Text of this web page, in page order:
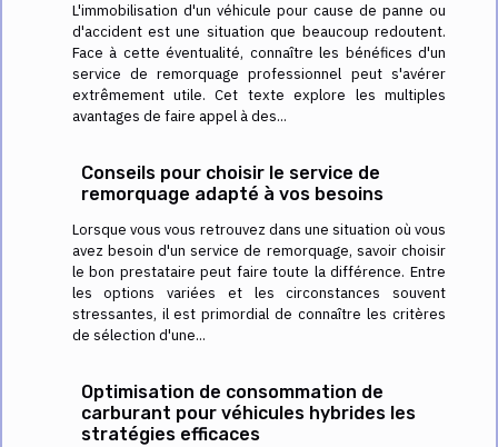
L'immobilisation d'un véhicule pour cause de panne ou
d'accident est une situation que beaucoup redoutent.
Face à cette éventualité, connaître les bénéfices d'un
service de remorquage professionnel peut s'avérer
extrêmement utile. Cet texte explore les multiples
avantages de faire appel à des...
Conseils pour choisir le service de
remorquage adapté à vos besoins
Lorsque vous vous retrouvez dans une situation où vous
avez besoin d'un service de remorquage, savoir choisir
le bon prestataire peut faire toute la différence. Entre
les options variées et les circonstances souvent
stressantes, il est primordial de connaître les critères
de sélection d'une...
Optimisation de consommation de
carburant pour véhicules hybrides les
stratégies efficaces